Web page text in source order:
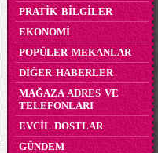
PRATİK BİLGİLER
EKONOMİ
POPÜLER MEKANLAR
DİĞER HABERLER
MAĞAZA ADRES VE
TELEFONLARI
EVCİL DOSTLAR
GÜNDEM